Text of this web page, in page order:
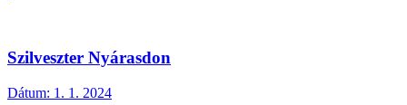
Szilveszter Nyárasdon
Dátum: 1. 1. 2024